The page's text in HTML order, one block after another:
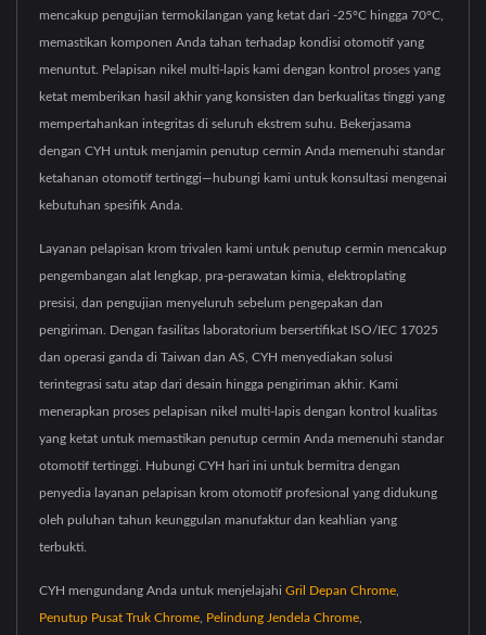
mencakup pengujian termokilangan yang ketat dari -25°C hingga 70°C,
memastikan komponen Anda tahan terhadap kondisi otomotif yang
menuntut. Pelapisan nikel multi-lapis kami dengan kontrol proses yang
ketat memberikan hasil akhir yang konsisten dan berkualitas tinggi yang
mempertahankan integritas di seluruh ekstrem suhu. Bekerjasama
dengan CYH untuk menjamin penutup cermin Anda memenuhi standar
ketahanan otomotif tertinggi—hubungi kami untuk konsultasi mengenai
kebutuhan spesifik Anda.
Layanan pelapisan krom trivalen kami untuk penutup cermin mencakup
pengembangan alat lengkap, pra-perawatan kimia, elektroplating
presisi, dan pengujian menyeluruh sebelum pengepakan dan
pengiriman. Dengan fasilitas laboratorium bersertifikat ISO/IEC 17025
dan operasi ganda di Taiwan dan AS, CYH menyediakan solusi
terintegrasi satu atap dari desain hingga pengiriman akhir. Kami
menerapkan proses pelapisan nikel multi-lapis dengan kontrol kualitas
yang ketat untuk memastikan penutup cermin Anda memenuhi standar
otomotif tertinggi. Hubungi CYH hari ini untuk bermitra dengan
penyedia layanan pelapisan krom otomotif profesional yang didukung
oleh puluhan tahun keunggulan manufaktur dan keahlian yang
terbukti.
CYH mengundang Anda untuk menjelajahi Gril Depan Chrome
Penutup Pusat Truk Chrome Pelindung Jendela Chrome